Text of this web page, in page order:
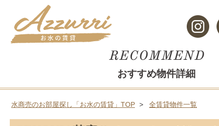
おすすめ物件詳細
水商売のお部屋探し「お水の賃貸」TOP 全賃貸物件一覧